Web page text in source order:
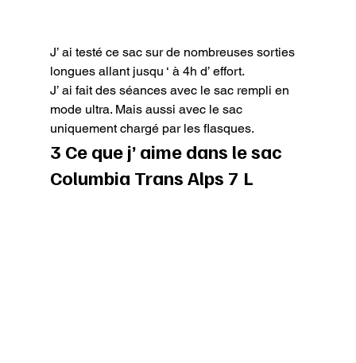
J’ ai testé ce sac sur de nombreuses sorties
longues allant jusqu ‘ à 4h d’ effort.
J’ ai fait des séances avec le sac rempli en
mode ultra. Mais aussi avec le sac
uniquement chargé par les flasques.
3 Ce que j’ aime dans le sac
Columbia Trans Alps 7 L